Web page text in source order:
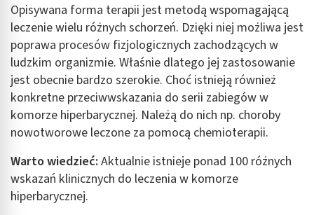
Opisywana forma terapii jest metodą wspomagającą
leczenie wielu różnych schorzeń. Dzięki niej możliwa jest
poprawa procesów fizjologicznych zachodzących w
ludzkim organizmie. Właśnie dlatego jej zastosowanie
jest obecnie bardzo szerokie. Choć istnieją również
konkretne przeciwwskazania do serii zabiegów w
komorze hiperbarycznej. Należą do nich np. choroby
nowotworowe leczone za pomocą chemioterapii.
Warto wiedzieć:Aktualnie istnieje ponad 100 różnych
wskazań klinicznych do leczenia w komorze
hiperbarycznej.